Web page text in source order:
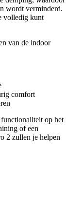
wordt verminderd.
volledig kunt
van de indoor
comfort
op het
of een
2 zullen je helpen